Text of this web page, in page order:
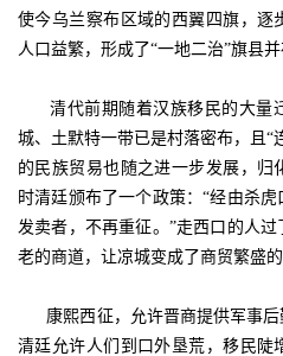
使今乌兰察布区域的西翼四旗，逐
人口益繁，形成了“一地二治”旗县并
清代前期随着汉族移民的大量
城、土默特一带已是村落密布，且“
的民族贸易也随之进一步发展，归
时清廷颁布了一个政策：“经由杀
发卖者，不再重征。”走西口的人
老的商道，让凉城变成了商贸繁盛的
康熙西征，允许晋商提供军事后
清廷允许人们到口外垦荒，移民陡